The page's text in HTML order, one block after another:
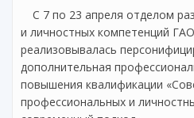
С 7 по 23 апреля отделом
и личностных компетенций
реализовывалась
дополнительная
повышения квалификации
профессиональных и